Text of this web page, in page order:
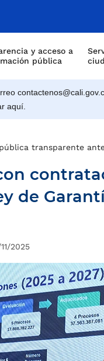
y acceso a
pública
aquí.
transparente
de
2025